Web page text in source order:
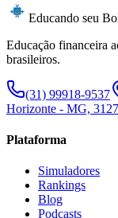
Educando seu
Educação financeira
brasileiros.
(31) 99918-9537
Horizonte - MG,
Plataforma
Simuladores
Rankings
Blog
Podcasts